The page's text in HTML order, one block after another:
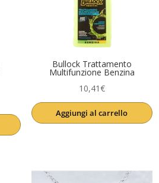
Bullock Trattamento
Multifunzione Benzina
10,41€
Aggiungi al carrello